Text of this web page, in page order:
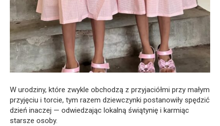
W urodziny, które zwykle obchodzą z przyjaciółmi przy małym
przyjęciu i torcie, tym razem dziewczynki postanowiły spędzić
dzień inaczej — odwiedzając lokalną świątynię i karmiąc
starsze osoby.